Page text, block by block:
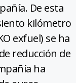
De esta
kilómetro
exfuel) se ha
reducción de
ha